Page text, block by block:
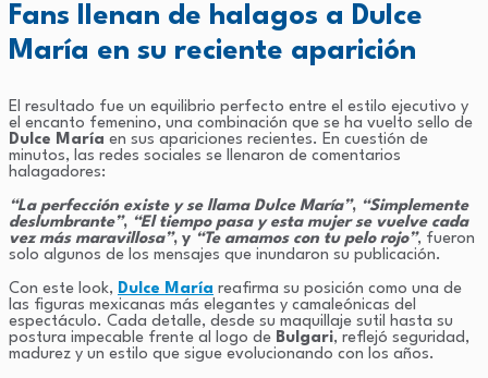
Fans llenan de halagos a Dulce
María en su reciente aparición
El resultado fue un equilibrio perfecto entre el estilo ejecutivo y
el encanto femenino, una combinación que se ha vuelto sello de
Dulce María en sus apariciones recientes. En cuestión de
minutos, las redes sociales se llenaron de comentarios
halagadores:
“La perfección existe y se llama Dulce María”, “Simplemente
deslumbrante”, “El tiempo pasa y esta mujer se vuelve cada
vez más maravillosa”, y “Te amamos con tu pelo rojo”, fueron
solo algunos de los mensajes que inundaron su publicación.
Con este look, Dulce María reafirma su posición como una de
las figuras mexicanas más elegantes y camaleónicas del
espectáculo. Cada detalle, desde su maquillaje sutil hasta su
postura impecable frente al logo de Bulgari, reflejó seguridad,
madurez y un estilo que sigue evolucionando con los años.